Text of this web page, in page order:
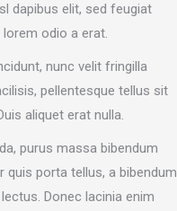
dapibus elit, sed feugiat
odio a erat.
nunc velit fringilla
pellentesque tellus sit
aliquet erat nulla.
purus massa bibendum
quis porta tellus, a bibendum
Donec lacinia enim